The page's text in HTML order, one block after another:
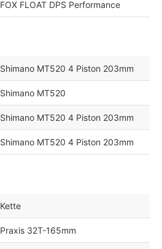
FOX FLOAT DPS Performance
Shimano MT520 4 Piston 203mm
Shimano MT520
Shimano MT520 4 Piston 203mm
Shimano MT520 4 Piston 203mm
Kette
Praxis 32T-165mm